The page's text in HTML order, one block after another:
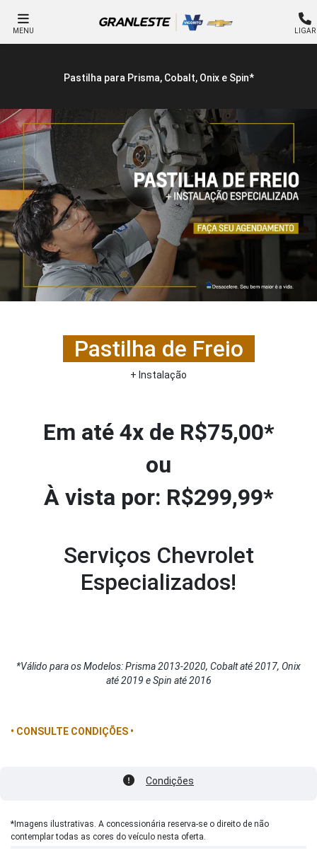
MENU LIGAR
Pastilha para Prisma, Cobalt, Onix e Spin*
Pastilha de Freio
+ Instalação
Em até 4x de R$75,00*
ou
À vista por: R$299,99*
Serviços Chevrolet
Especializados!
*Válido para os Modelos: Prisma 2013-2020, Cobalt até 2017, Onix
até 2019 e Spin até 2016
• CONSULTE CONDIÇÕES •
Condições
*Imagens ilustrativas. A concessionária reserva-se o direito de não
contemplar todas as cores do veículo nesta oferta.